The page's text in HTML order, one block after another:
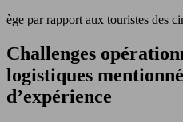
ège par rapport aux touristes des
Challenges
logistiques
d’expérience